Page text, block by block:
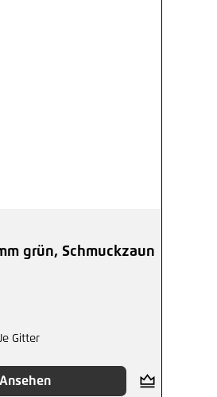
grün, Schmuckzaun
Gitter
Ansehen